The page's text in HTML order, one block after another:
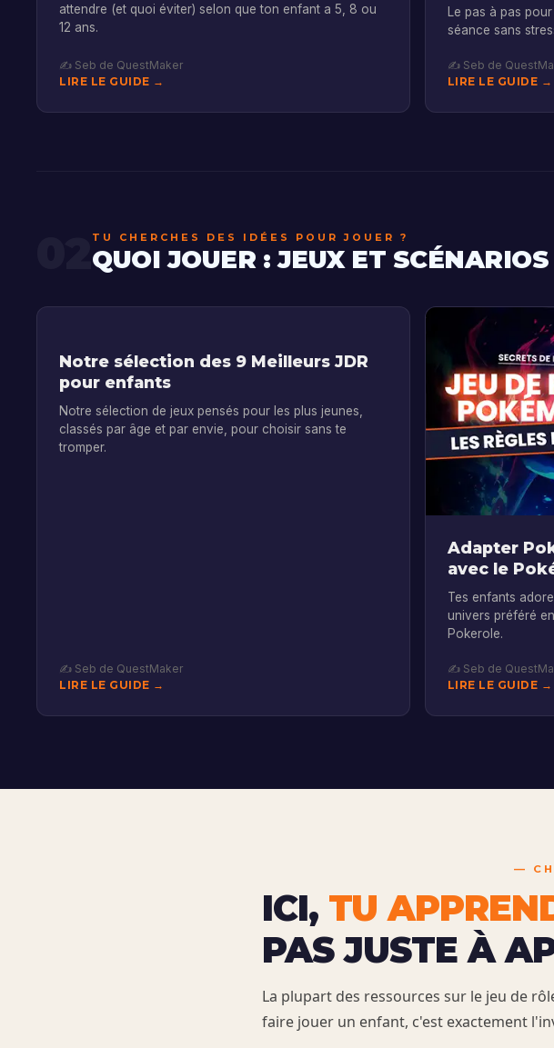
attendre (et quoi éviter) selon que ton enfant a 5, 8 ou
12 ans.
✍️ Seb de QuestMaker
LIRE LE GUIDE →
Le pas à pas
séance sans
✍️ Seb de
LIRE LE GUIDE →
TU CHERCHES DES IDÉES POUR JOUER ?
QUOI JOUER : JEUX ET SCÉNARIOS
Notre sélection des 9 Meilleurs JDR
pour enfants
Notre sélection de jeux pensés pour les plus jeunes,
classés par âge et par envie, pour choisir sans te
tromper.
✍️ Seb de QuestMaker
LIRE LE GUIDE →
Adapter
avec le
Tes enfants
univers préféré
Pokerole.
✍️ Seb de
LIRE LE GUIDE →
—
ICI, TU
PAS JUSTE À
La plupart des ressources sur le jeu de
faire jouer un enfant, c'est exactement